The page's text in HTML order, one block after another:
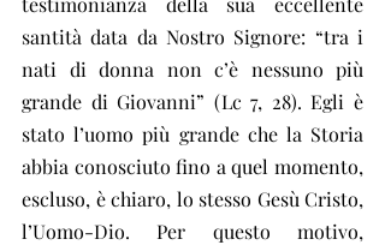
santità data da Nostro Signore: “tra i
nati di donna non c’è nessuno più
grande di Giovanni” (Lc 7, 28). Egli è
stato l’uomo più grande che la Storia
abbia conosciuto fino a quel momento,
escluso, è chiaro, lo stesso Gesù Cristo,
l’Uomo-Dio. Per questo motivo,